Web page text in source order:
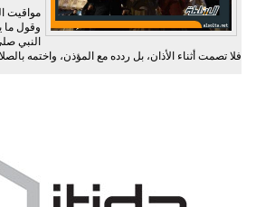
مواقيت
وقول ما
النبي
فلا تصمت أثناء الأذان، بل ردده مع المؤذن، واختمه